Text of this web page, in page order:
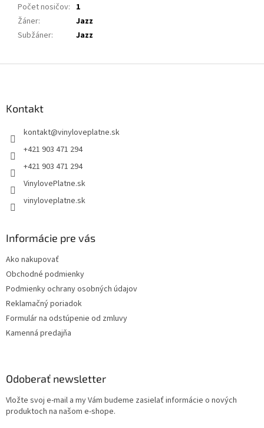
Počet nosičov: 1
Žáner:
Jazz
Subžáner: Jazz
Kontakt
kontakt@vinyloveplatne.sk
+421 903 471 294
+421 903 471 294
VinylovePlatne.sk
vinyloveplatne.sk
Informácie pre vás
Ako nakupovať
Obchodné podmienky
Podmienky ochrany osobných údajov
Reklamačný poriadok
Formulár na odstúpenie od zmluvy
Kamenná predajňa
Odoberať newsletter
Vložte svoj e-mail a my Vám budeme zasielať informácie o nových
produktoch na našom e-shope.